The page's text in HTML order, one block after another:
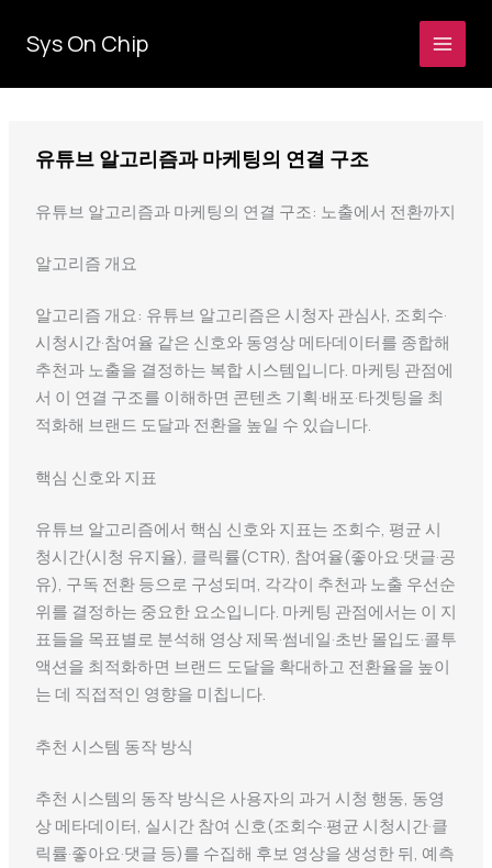
로
Sys On Chip
유튜브 알고리즘과 마케팅의 연결 구조
유튜브 알고리즘과 마케팅의 연결 구조: 노출에서 전환까지
알고리즘 개요
알고리즘 개요: 유튜브 알고리즘은 시청자 관심사, 조회수·
시청시간·참여율 같은 신호와 동영상 메타데이터를 종합해
추천과 노출을 결정하는 복합 시스템입니다. 마케팅 관점에
서 이 연결 구조를 이해하면 콘텐츠 기획·배포·타겟팅을 최
적화해 브랜드 도달과 전환을 높일 수 있습니다.
핵심 신호와 지표
유튜브 알고리즘에서 핵심 신호와 지표는 조회수, 평균 시
청시간(시청 유지율), 클릭률(CTR), 참여율(좋아요·댓글·공
유), 구독 전환 등으로 구성되며, 각각이 추천과 노출 우선순
위를 결정하는 중요한 요소입니다. 마케팅 관점에서는 이 지
표들을 목표별로 분석해 영상 제목·썸네일·초반 몰입도·콜투
액션을 최적화하면 브랜드 도달을 확대하고 전환율을 높이
는 데 직접적인 영향을 미칩니다.
추천 시스템 동작 방식
추천 시스템의 동작 방식은 사용자의 과거 시청 행동, 동영
상 메타데이터, 실시간 참여 신호(조회수·평균 시청시간·클
릭률·좋아요·댓글 등)를 수집해 후보 영상을 생성한 뒤, 예측